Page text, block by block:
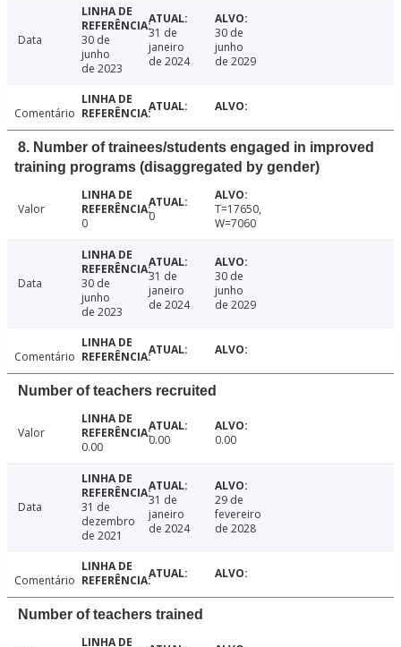
Data
30 de
junho
de 2023
31 de
janeiro
de 2024
30 de
junho
de 2029
Comentário
8. Number of trainees/students engaged in improved
training programs (disaggregated by gender)
Valor
0
0
T=17650,
W=7060
Data
30 de
junho
de 2023
31 de
janeiro
de 2024
30 de
junho
de 2029
Comentário
Number of teachers recruited
Valor
0.00
0.00 0.00
Data
31 de
dezembro
de 2021
31 de
janeiro
de 2024
29 de
fevereiro
de 2028
Comentário
Number of teachers trained